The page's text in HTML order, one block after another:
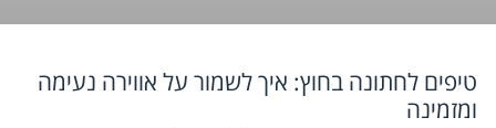
טיפים לחתונה בחוץ: איך לשמור על אווירה נעימה
ומזמינה